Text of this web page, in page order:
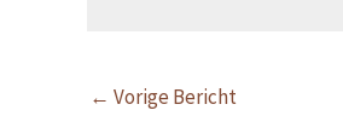
← Vorige Bericht